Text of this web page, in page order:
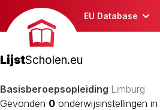
EU Database
LijstScholen.eu
Basisberoepsopleiding Limburg
Gevonden 0 onderwijsinstellingen